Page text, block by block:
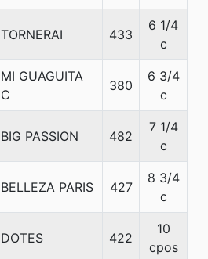
TORNERAI 433
6 1/4
c
MI GUAGUITA
C
380
6 3/4
c
BIG PASSION 482
7 1/4
c
BELLEZA PARIS 427
8 3/4
c
DOTES 422
10
cpos